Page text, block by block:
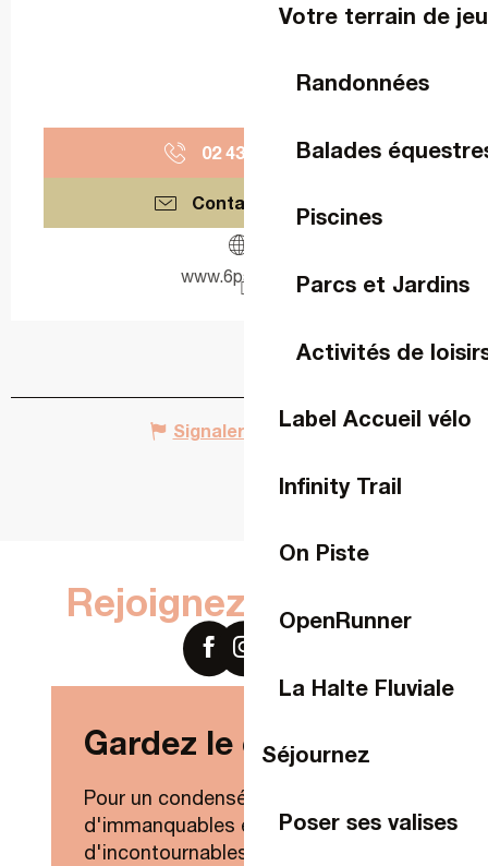
Votre terrain de
Randonnées
Balades
Piscines
Parcs et Jardins
Activités de
Label Accueil vélo
Infinity Trail
On Piste
OpenRunner
La Halte Fluviale
Séjournez
Poser ses valises
02 43 59 77▒▒
Contactez-nous
www.6par4.com
Signaler une erreur
Rejoignez-nous sur
Gardez le contact !
Pour un condensé de nouveautés,
d'immanquables et
d'incontournables de Laval Agglo,